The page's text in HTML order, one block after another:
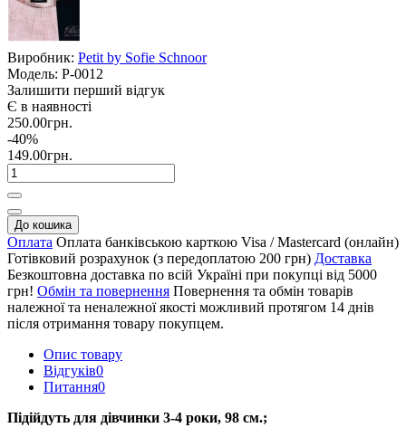
Виробник: Petit by Sofie Schnoor
Модель: P-0012
Залишити перший відгук
Є в наявності
250.00грн.
-40%
149.00грн.
До кошика
Оплата Оплата банківською карткою Visa / Mastercard (онлайн)
Готівковий розрахунок (з передоплатою 200 грн) Доставка
Безкоштовна доставка по всій Україні при покупці від 5000
грн! Обмін та повернення Повернення та обмін товарів
належної та неналежної якості можливий протягом 14 днів
після отримання товару покупцем.
Опис товару
Відгуків0
Питання0
Підійдуть для дівчинки 3-4 роки, 98 см.;